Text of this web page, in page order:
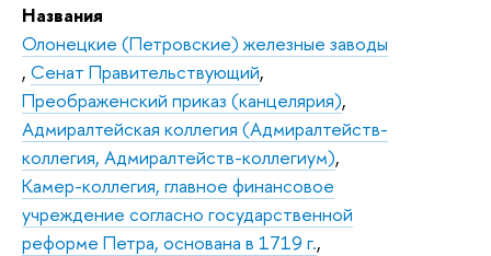
Названия
Олонецкие (Петровские) железные заводы
, Сенат Правительствующий,
Преображенский приказ (канцелярия),
Адмиралтейская коллегия (Адмиралтейств-
коллегия, Адмиралтейств-коллегиум),
Камер-коллегия, главное финансовое
учреждение согласно государственной
реформе Петра, основана в 1719 г.,